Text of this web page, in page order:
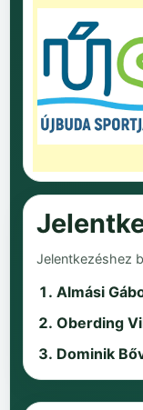
Jelentkezéshez
Almási
Oberding
Dominik